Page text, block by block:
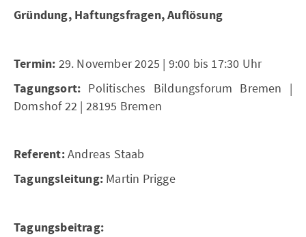
Gründung, Haftungsfragen, Auflösung
Termin: 29. November 2025 | 9:00 bis 17:30 Uhr
Tagungsort: Politisches Bildungsforum Bremen |
Domshof 22 | 28195 Bremen
Referent:Andreas Staab
Tagungsleitung: Martin Prigge
Tagungsbeitrag: